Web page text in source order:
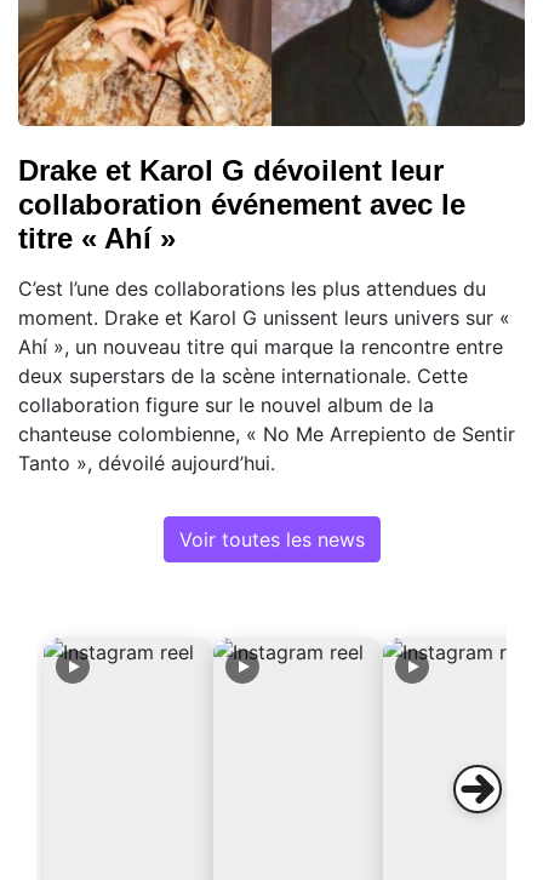
Drake et Karol G dévoilent leur
collaboration événement avec le
titre « Ahí »
C’est l’une des collaborations les plus attendues du
moment. Drake et Karol G unissent leurs univers sur «
Ahí », un nouveau titre qui marque la rencontre entre
deux superstars de la scène internationale. Cette
collaboration figure sur le nouvel album de la
chanteuse colombienne, « No Me Arrepiento de Sentir
Tanto », dévoilé aujourd’hui.
Voir toutes les news